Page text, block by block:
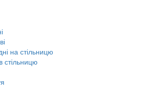
на стільницю
стільницю